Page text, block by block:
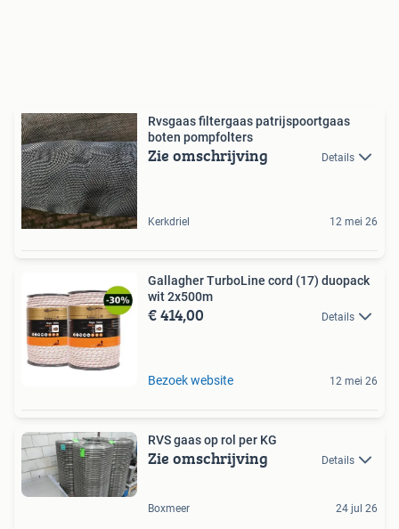
Rvsgaas filtergaas patrijspoortgaas
boten pompfolters
Zie omschrijving Details
Kerkdriel 12 mei 26
Gallagher TurboLine cord (17) duopack
wit 2x500m
€ 414,00 Details
Bezoek website 12 mei 26
RVS gaas op rol per KG
Zie omschrijving Details
Boxmeer 24 jul 26